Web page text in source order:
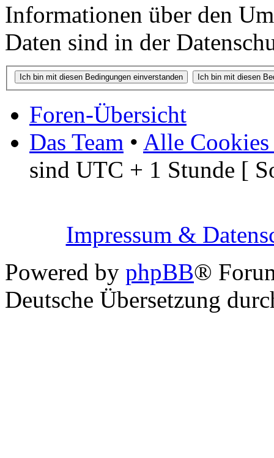
Informationen über den
Daten sind in der
Foren-Übersicht
Das Team • Alle Cookies
sind UTC + 1 Stunde [
Impressum &
Powered by phpBB®
Deutsche Übersetzung